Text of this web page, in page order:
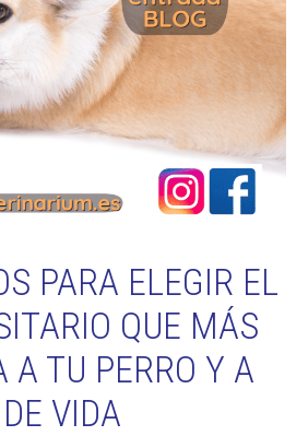
PARA ELEGIR EL
QUE MÁS
A TU PERRO Y A
VIDA